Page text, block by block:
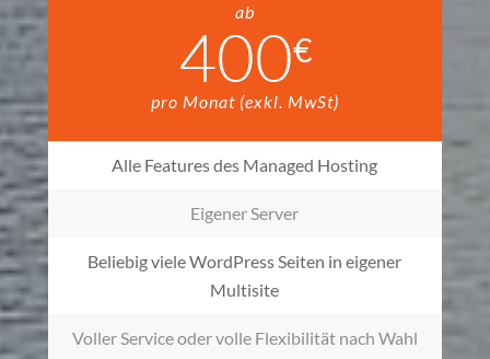
ab
400€
pro Monat (exkl. MwSt)
Alle Features des Managed Hosting
Eigener Server
Beliebig viele WordPress Seiten in eigener
Multisite
Voller Service oder volle Flexibilität nach Wahl